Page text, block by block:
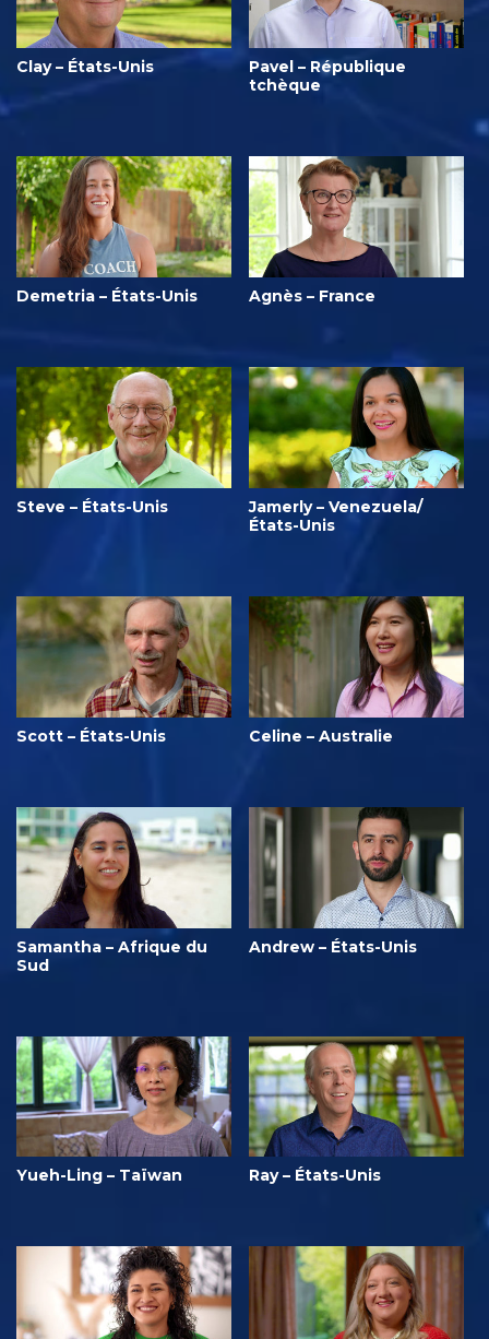
Clay – États-Unis
Pavel – République
tchèque
Demetria – États-Unis Agnès – France
Steve – États-Unis
Jamerly – Venezuela/
États-Unis
Scott – États-Unis Celine – Australie
Samantha – Afrique du
Sud
Andrew – États-Unis
Yueh-Ling – Taïwan Ray – États-Unis